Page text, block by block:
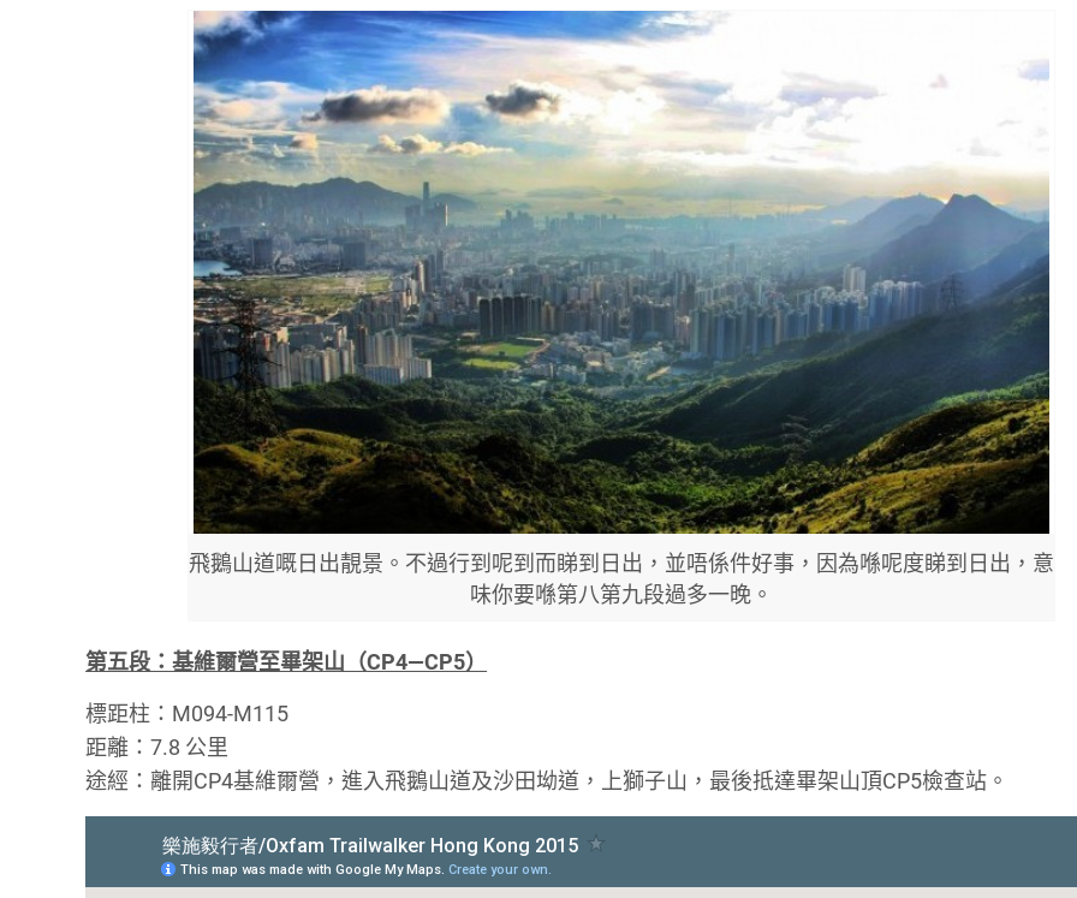
飛鵝山道嘅日出靚景。不過行到呢到而睇到日出，並唔係件好事，因為喺呢度睇到日出，意
味你要喺第八第九段過多一晚。
第五段：基維爾營至畢架山（CP4—CP5）
標距柱：M094-M115
距離：7.8 公里
途經：離開CP4基維爾營，進入飛鵝山道及沙田坳道，上獅子山，最後抵達畢架山頂CP5檢查站。